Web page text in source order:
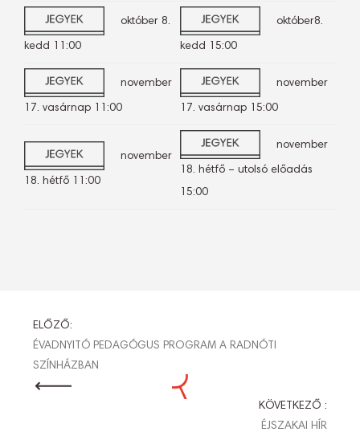
október 8.
kedd 11:00
október8.
kedd 15:00
november
17. vasárnap 11:00
november
17. vasárnap 15:00
november
18. hétfő 11:00
november
18. hétfő – utolsó előadás
15:00
BEJEGYZÉS
NAVIGÁCIÓ
ELŐZŐ:
ÉVADNYITÓ PEDAGÓGUS PROGRAM A RADNÓTI
SZÍNHÁZBAN
KÖVETKEZŐ :
ÉJSZAKAI HÍR